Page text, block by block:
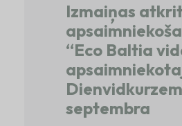
Izmaiņas
“Eco Baltia
septembra